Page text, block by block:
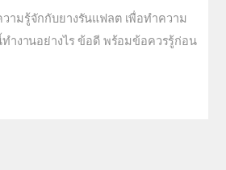
ามรู้จักกับยางรันแฟลต เพื่อทำความ
ทำงานอย่างไร ข้อดี พร้อมข้อควรรู้ก่อน